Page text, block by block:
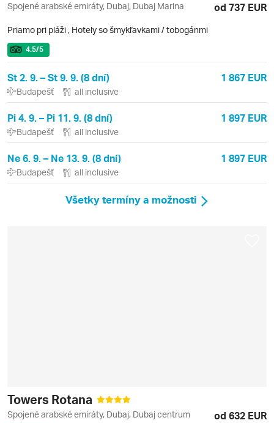
Spojené arabské emiráty, Dubaj, Dubaj Marina od 737 EUR
Priamo pri pláži , Hotely so šmykľavkami / tobogánmi
4.5/5
St 2. 9. – St 9. 9. (8 dní) 1 867 EUR
Budapešť all inclusive
Pi 4. 9. – Pi 11. 9. (8 dní) 1 897 EUR
Budapešť all inclusive
Ne 6. 9. – Ne 13. 9. (8 dní) 1 897 EUR
Budapešť all inclusive
Všetky termíny a možnosti
Towers Rotana
Spojené arabské emiráty, Dubaj, Dubaj centrum od 632 EUR